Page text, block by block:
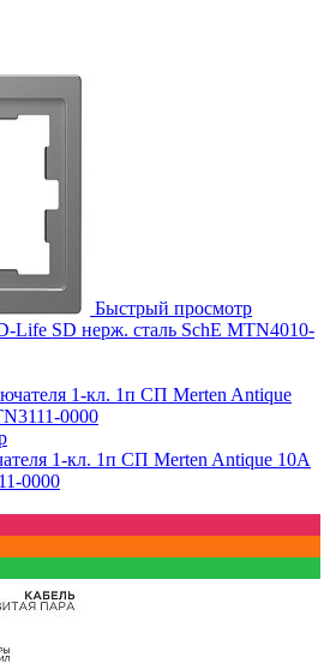
Быстрый просмотр
Life SD нерж. сталь SchE MTN4010-
1-кл. 1п СП Merten Antique 10А
0000